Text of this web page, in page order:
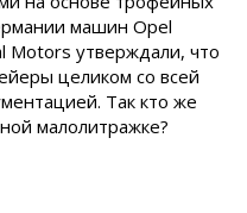
машин Opel
Motors утверждали, что
целиком со всей
Так кто же
малолитражке?